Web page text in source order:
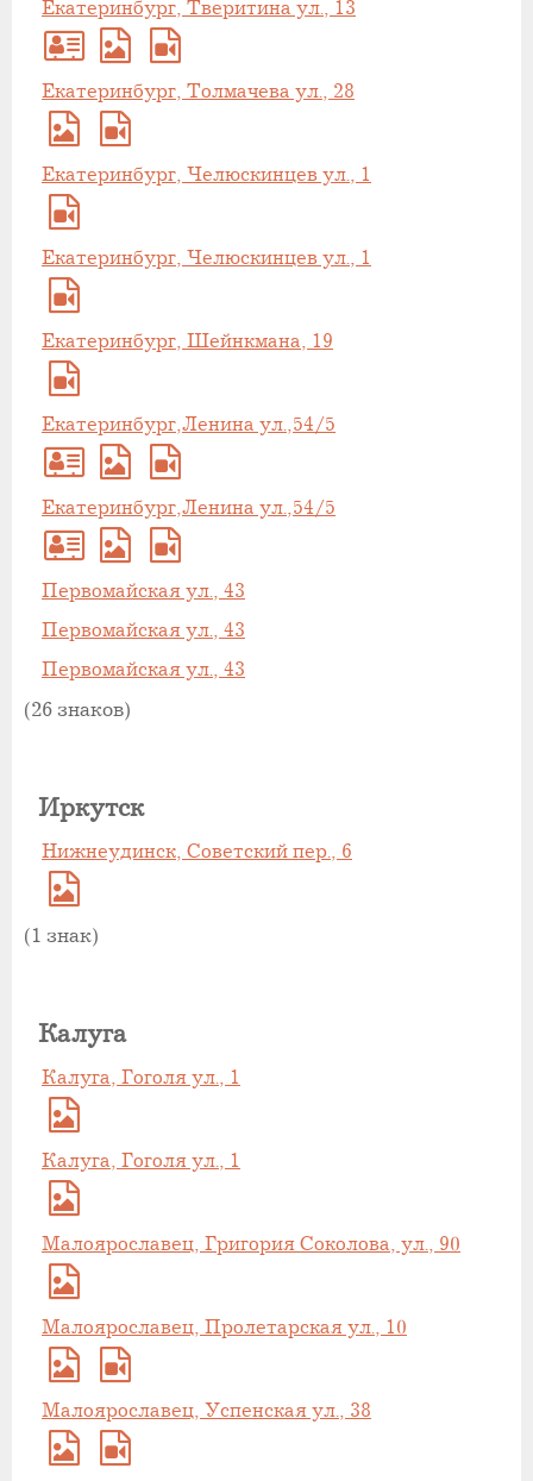
Екатеринбург, Тверитина ул., 13
Екатеринбург, Толмачева ул., 28
Екатеринбург, Челюскинцев ул., 1
Екатеринбург, Челюскинцев ул., 1
Екатеринбург, Шейнкмана, 19
Екатеринбург,Ленина ул.,54/5
Екатеринбург,Ленина ул.,54/5
Первомайская ул., 43
Первомайская ул., 43
Первомайская ул., 43
(26 знаков)
Иркутск
Нижнеудинск, Советский пер., 6
(1 знак)
Калуга
Калуга, Гоголя ул., 1
Калуга, Гоголя ул., 1
Малоярославец, Григория Соколова, ул., 90
Малоярославец, Пролетарская ул., 10
Малоярославец, Успенская ул., 38